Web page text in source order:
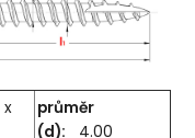
x
průměr
(d): 4.00